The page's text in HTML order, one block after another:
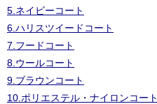
5.ネイビーコート
6.ハリスツイードコート
7.フードコート
8.ウールコート
9.ブラウンコート
10.ポリエステル・ナイロンコート